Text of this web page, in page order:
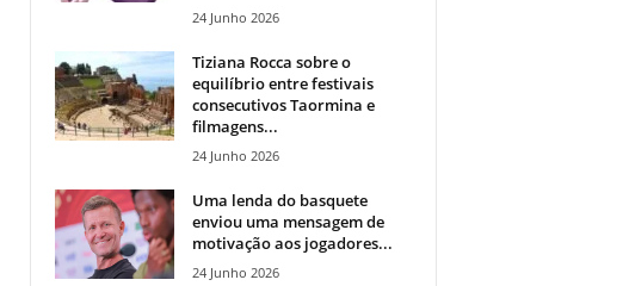
24 Junho 2026
Tiziana Rocca sobre o
equilíbrio entre festivais
consecutivos Taormina e
filmagens...
24 Junho 2026
Uma lenda do basquete
enviou uma mensagem de
motivação aos jogadores...
24 Junho 2026